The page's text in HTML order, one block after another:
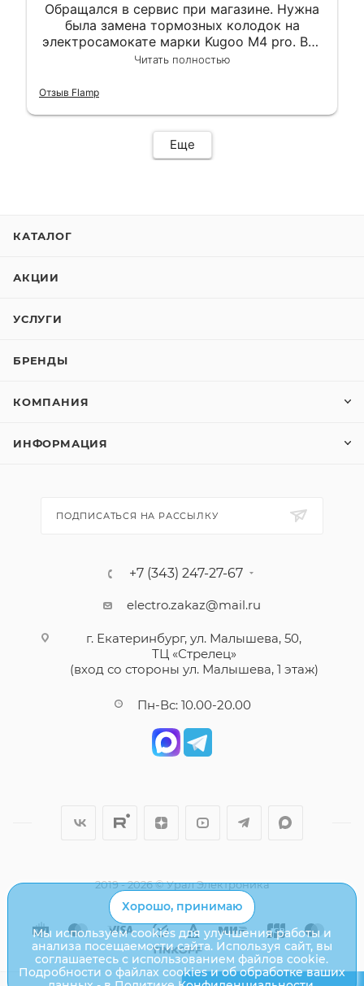
Обращался в сервис при магазине. Нужна
была замена тормозных колодок на
электросамокате марки Kugoo M4 pro. Всё
сделали в лучшем виде и в максимально
гарантии, поэтому и обратился в этот
Читать полностью
Отзыв Flamp
Еще
КАТАЛОГ
АКЦИИ
УСЛУГИ
БРЕНДЫ
КОМПАНИЯ
ИНФОРМАЦИЯ
ПОДПИСАТЬСЯ НА РАССЫЛКУ
+7 (343) 247-27-67
electro.zakaz@mail.ru
г. Екатеринбург, ул. Малышева, 50,
ТЦ «Стрелец»
(вход со стороны ул. Малышева, 1 этаж)
Пн-Вс: 10.00-20.00
2019 - 2026 © Урал Электроника
Мы используем cookies для улучшения работы и
анализа посещаемости сайта. Используя сайт, вы
соглашаетесь с использованием файлов cookie.
Подробности о файлах cookies и об обработке ваших
Хорошо, принимаю